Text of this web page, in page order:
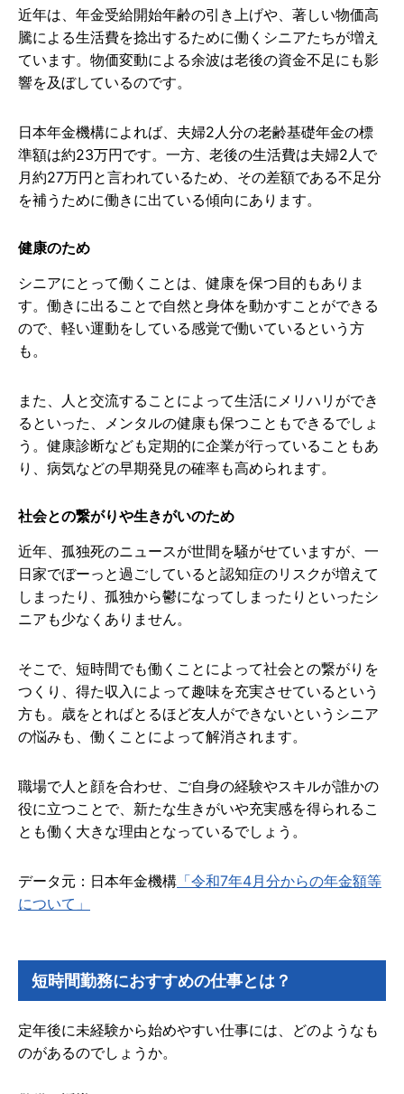
近年は、年金受給開始年齢の引き上げや、著しい物価高
騰による生活費を捻出するために働くシニアたちが増え
ています。物価変動による余波は老後の資金不足にも影
響を及ぼしているのです。
日本年金機構によれば、夫婦2人分の老齢基礎年金の標
準額は約23万円です。一方、老後の生活費は夫婦2人で
月約27万円と言われているため、その差額である不足分
を補うために働きに出ている傾向にあります。
健康のため
シニアにとって働くことは、健康を保つ目的もありま
す。働きに出ることで自然と身体を動かすことができる
ので、軽い運動をしている感覚で働いているという方
も。
また、人と交流することによって生活にメリハリができ
るといった、メンタルの健康も保つこともできるでしょ
う。健康診断なども定期的に企業が行っていることもあ
り、病気などの早期発見の確率も高められます。
社会との繋がりや生きがいのため
近年、孤独死のニュースが世間を騒がせていますが、一
日家でぼーっと過ごしていると認知症のリスクが増えて
しまったり、孤独から鬱になってしまったりといったシ
ニアも少なくありません。
そこで、短時間でも働くことによって社会との繋がりを
つくり、得た収入によって趣味を充実させているという
方も。歳をとればとるほど友人ができないというシニア
の悩みも、働くことによって解消されます。
職場で人と顔を合わせ、ご自身の経験やスキルが誰かの
役に立つことで、新たな生きがいや充実感を得られるこ
とも働く大きな理由となっているでしょう。
データ元：日本年金機構 「令和7年4月分からの年金額等
について」
短時間勤務におすすめの仕事とは？
定年後に未経験から始めやすい仕事には、どのようなも
のがあるのでしょうか。